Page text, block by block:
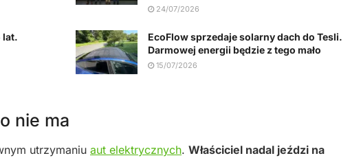
24/07/2026
lat.
EcoFlow sprzedaje solarny dach do Tesli.
Darmowej energii będzie z tego mało
15/07/2026
nie ma
utrzymaniu aut elektrycznych. Właściciel nadal jeździ na